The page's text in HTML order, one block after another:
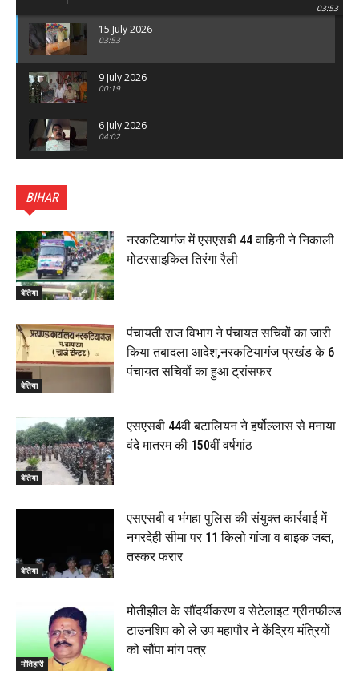
03:53
15 July 2026
03:53
9 July 2026
00:19
6 July 2026
04:02
का भव्य पथ संचलन, 5 July 2026
00:22
बेतिया : मझौलिया में 1.24 क्विंटल गांजा के साथ बोलेरो ज़ब्त, दो
तस्कर गिरफ्तार, 4 July 2026
00:39
00:33
रक्सौल : सुरक्षा जॉंच को सोना-चांदी दुकानों का एसडीपीओ और
थानाध्यक्ष ने किया निरीक्षण, 19 June 2026
बेतिया में सगे भाई ने मां के साथ मिलकर की भाई की हत्या, शव
जलाया, दोनों गिरफ्तार, 14 June 2026
00:12
मोतिहारी। NDA सरकार, 12 साल विश्वास के, मीडिया संवाद में
सांसद रधामोहन सिंह, 13 June 2026
02:19
BIHAR
बेतिया
नरकटियागंज में एसएसबी 44 वाहिनी ने निकाली
मोटरसाइकिल तिरंगा रैली
बेतिया
पंचायती राज विभाग ने पंचायत सचिवों का जारी
किया तबादला आदेश,नरकटियागंज प्रखंड के 6
पंचायत सचिवों का हुआ ट्रांसफर
बेतिया
एसएसबी 44वी बटालियन ने हर्षोल्लास से मनाया
वंदे मातरम की 150वीं वर्षगांठ
बेतिया
एसएसबी व भंगहा पुलिस की संयुक्त कार्रवाई में
नगरदेही सीमा पर 11 किलो गांजा व बाइक जब्त,
तस्कर फरार
मोतिहारी
मोतीझील के सौंदर्यीकरण व सेटेलाइट ग्रीनफील्ड
टाउनशिप को ले उप महापौर ने केंद्रिय मंत्रियों
को सौंपा मांग पत्र